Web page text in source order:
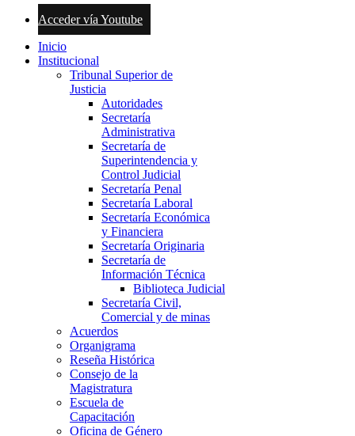
Acceder vía Youtube
Inicio
Institucional
Tribunal Superior de
Justicia
Autoridades
Secretaría
Administrativa
Secretaría de
Superintendencia y
Control Judicial
Secretaría Penal
Secretaría Laboral
Secretaría Económica
y Financiera
Secretaría Originaria
Secretaría de
Información Técnica
Biblioteca Judicial
Secretaría Civil,
Comercial y de minas
Acuerdos
Organigrama
Reseña Histórica
Consejo de la
Magistratura
Escuela de
Capacitación
Oficina de Género